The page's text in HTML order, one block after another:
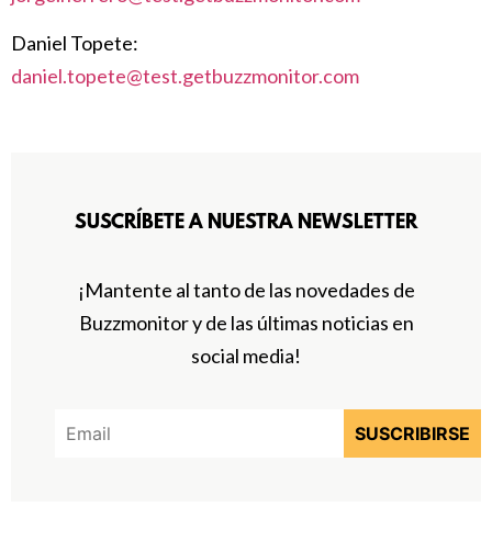
Daniel Topete:
daniel.topete@test.getbuzzmonitor.com
SUSCRÍBETE A NUESTRA NEWSLETTER
¡Mantente al tanto de las novedades de
Buzzmonitor y de las últimas noticias en
social media!